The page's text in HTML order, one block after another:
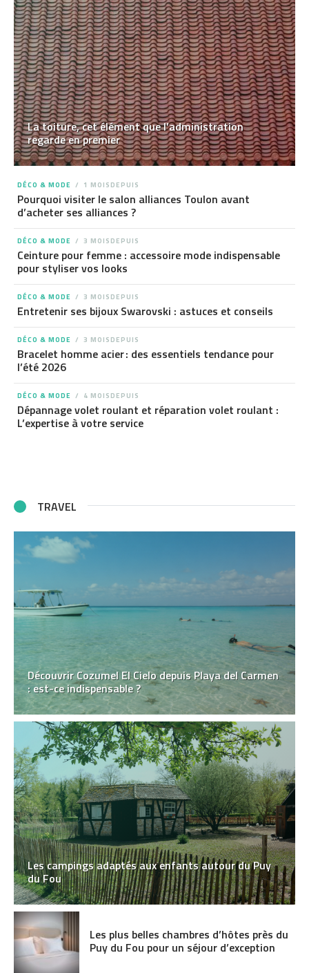
La toiture, cet élément que l’administration
regarde en premier
DÉCO & MODE 1 MOISDEPUIS
Pourquoi visiter le salon alliances Toulon avant
d’acheter ses alliances ?
DÉCO & MODE 3 MOISDEPUIS
Ceinture pour femme : accessoire mode indispensable
pour styliser vos looks
DÉCO & MODE 3 MOISDEPUIS
Entretenir ses bijoux Swarovski : astuces et conseils
DÉCO & MODE 3 MOISDEPUIS
Bracelet homme acier : des essentiels tendance pour
l’été 2026
DÉCO & MODE 4 MOISDEPUIS
Dépannage volet roulant et réparation volet roulant :
L’expertise à votre service
TRAVEL
Découvrir Cozumel El Cielo depuis Playa del Carmen
: est-ce indispensable ?
Les campings adaptés aux enfants autour du Puy
du Fou
Les plus belles chambres d’hôtes près du
Puy du Fou pour un séjour d’exception